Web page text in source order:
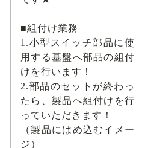
■組付け業務
1.小型スイッチ部品に使
用する基盤へ部品の組付
けを行います！
2.部品のセットが終わっ
たら、製品へ組付けを行
っていただきます！
（製品にはめ込むイメー
ジ）